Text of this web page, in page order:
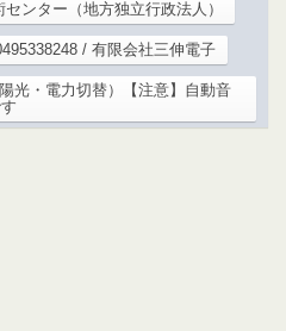
ンター（地方独立行政法人）
/ 有限会社三伸電子
光・電力切替）【注意】自動音